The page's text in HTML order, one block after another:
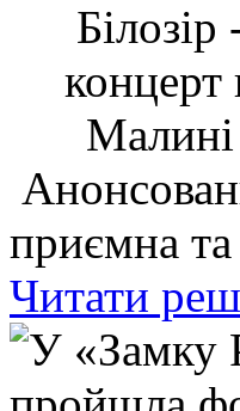
приємна
Читати